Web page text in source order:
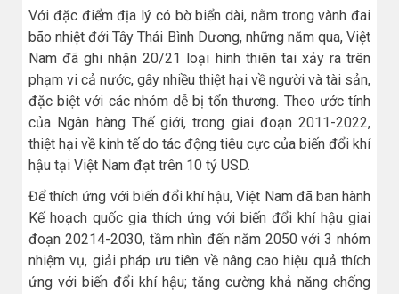
Với đặc điểm địa lý có bờ biển dài, nằm trong vành đai
bão nhiệt đới Tây Thái Bình Dương, những năm qua, Việt
Nam đã ghi nhận 20/21 loại hình thiên tai xảy ra trên
phạm vi cả nước, gây nhiều thiệt hại về người và tài sản,
đặc biệt với các nhóm dễ bị tổn thương. Theo ước tính
của Ngân hàng Thế giới, trong giai đoạn 2011-2022,
thiệt hại về kinh tế do tác động tiêu cực của biến đổi khí
hậu tại Việt Nam đạt trên 10 tỷ USD.
Để thích ứng với biến đổi khí hậu, Việt Nam đã ban hành
Kế hoạch quốc gia thích ứng với biến đổi khí hậu giai
đoạn 20214-2030, tầm nhìn đến năm 2050 với 3 nhóm
nhiệm vụ, giải pháp ưu tiên về nâng cao hiệu quả thích
ứng với biến đổi khí hậu; tăng cường khả năng chống